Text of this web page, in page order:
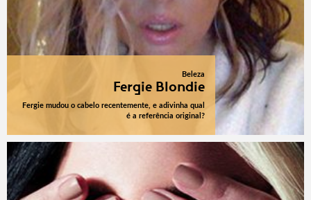
Beleza
Fergie Blondie
Fergie mudou o cabelo recentemente, e adivinha qual
é a referência original?